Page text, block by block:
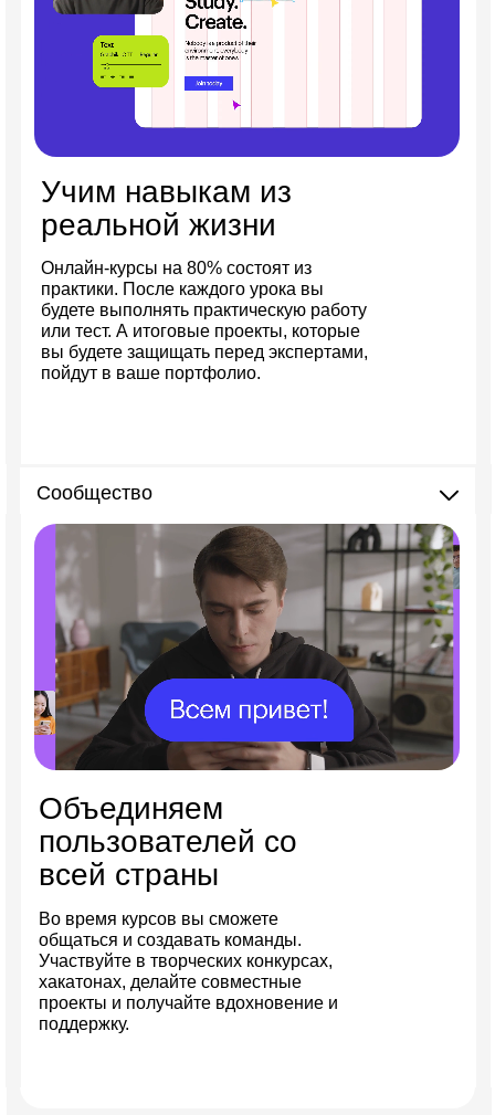
Учим навыкам из
реальной жизни
Онлайн-курсы на 80% состоят из
практики. После каждого урока вы
будете выполнять практическую работу
или тест. А итоговые проекты, которые
вы будете защищать перед экспертами,
пойдут в ваше портфолио.
Сообщество
Объединяем
пользователей со
всей страны
Во время курсов вы сможете
общаться и создавать команды.
Участвуйте в творческих конкурсах,
хакатонах, делайте совместные
проекты и получайте вдохновение и
поддержку.